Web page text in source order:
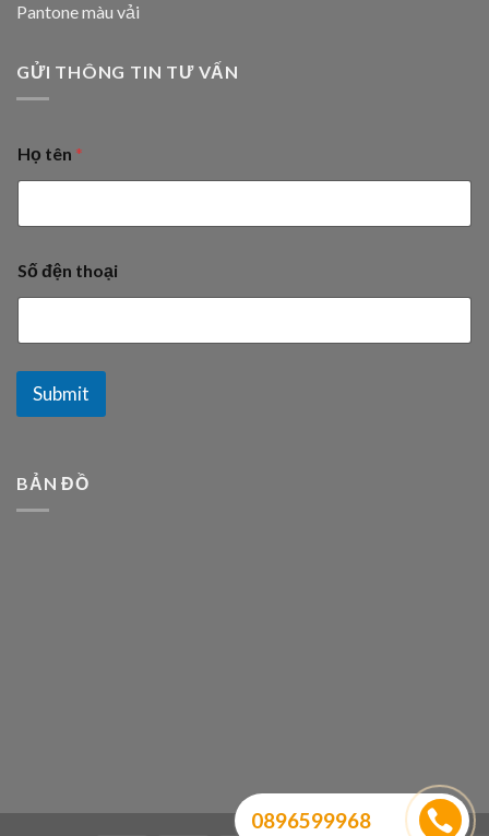
Pantone màu vải
GỬI THÔNG TIN TƯ VẤN
Họ tên *
Số đện thoại
Submit
BẢN ĐỒ
0896599968